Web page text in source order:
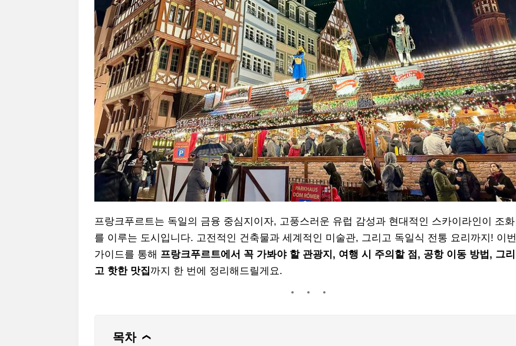
프랑크푸르트는 독일의 금융 중심지이자, 고풍스러운 유럽 감성과 현대적인 스카이라인이 조화
를 이루는 도시입니다. 고전적인 건축물과 세계적인 미술관, 그리고 독일식 전통 요리까지! 이번
가이드를 통해 프랑크푸르트에서 꼭 가봐야 할 관광지, 여행 시 주의할 점, 공항 이동 방법, 그리
고 핫한 맛집까지 한 번에 정리해드릴게요.
목차 ❯